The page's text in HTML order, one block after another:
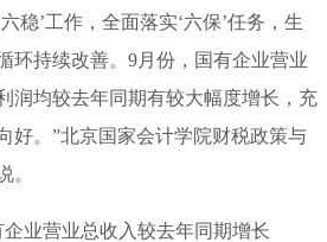
稳’工作，全面落实‘六保’任务，生
环持续改善。9月份，国有企业营业
润均较去年同期有较大幅度增长，充
好。”北京国家会计学院财税政策与
。
业营业总收入较去年同期增长